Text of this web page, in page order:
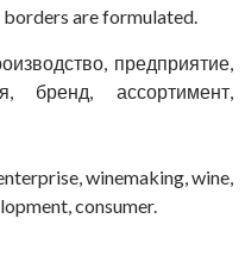
are formulated.
предприятие,
бренд, ассортимент,
winemaking, wine,
consumer.